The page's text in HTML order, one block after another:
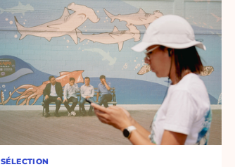
SÉLECTION